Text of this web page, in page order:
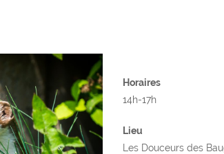
Horaires
14h-17h
Lieu
Les Douceurs des